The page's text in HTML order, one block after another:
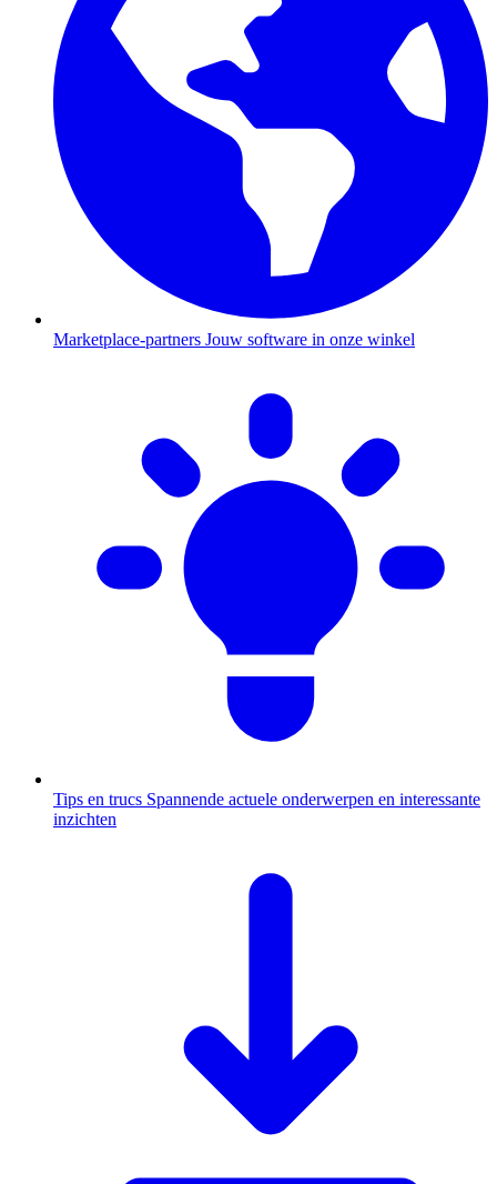
Marketplace-partners Jouw software in onze winkel
Tips en trucs Spannende actuele onderwerpen en interessante
inzichten